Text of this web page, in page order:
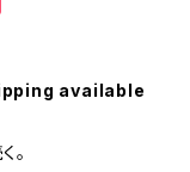
available
。